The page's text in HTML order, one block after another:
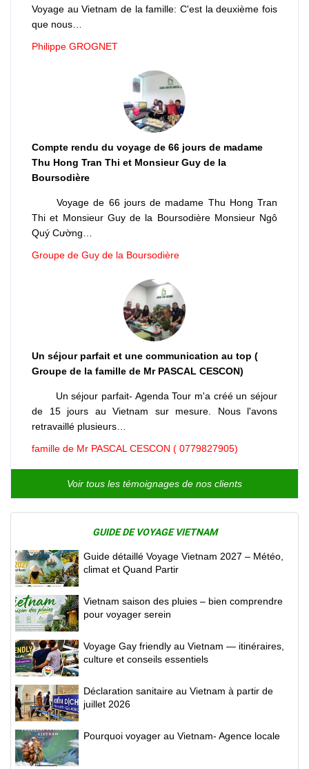
Voyage au Vietnam de la famille: C'est la deuxième fois
que nous…
Philippe GROGNET
Compte rendu du voyage de 66 jours de madame
Thu Hong Tran Thi et Monsieur Guy de la
Boursodière
Voyage de 66 jours de madame Thu Hong Tran
Thi et Monsieur Guy de la Boursodière Monsieur Ngô
Quý Cường…
Groupe de Guy de la Boursodière
Un séjour parfait et une communication au top (
Groupe de la famille de Mr PASCAL CESCON)
Un séjour parfait- Agenda Tour m'a créé un séjour
de 15 jours au Vietnam sur mesure. Nous l'avons
retravaillé plusieurs…
famille de Mr PASCAL CESCON ( 0779827905)
Voir tous les témoignages de nos clients
GUIDE DE VOYAGE VIETNAM
Guide détaillé Voyage Vietnam 2027 – Météo,
climat et Quand Partir
Vietnam saison des pluies – bien comprendre
pour voyager serein
Voyage Gay friendly au Vietnam — itinéraires,
culture et conseils essentiels
Déclaration sanitaire au Vietnam à partir de
juillet 2026
Pourquoi voyager au Vietnam- Agence locale